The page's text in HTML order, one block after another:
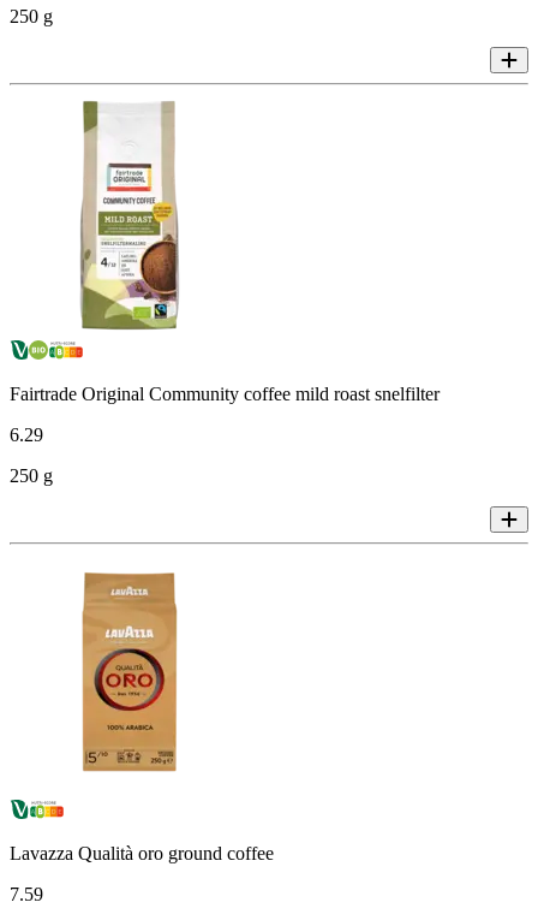
250 g
Fairtrade Original Community coffee mild roast snelfilter
6.29
250 g
Lavazza Qualità oro ground coffee
7.59